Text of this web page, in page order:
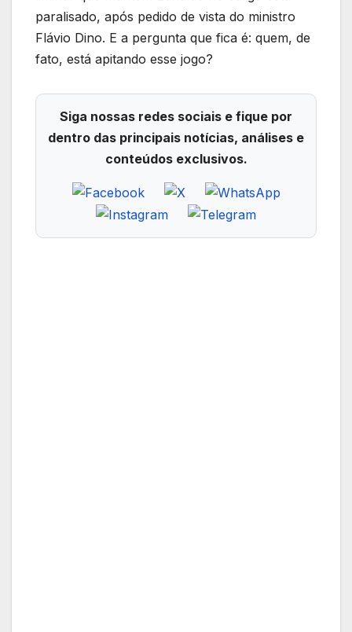
paralisado, após pedido de vista do ministro
Flávio Dino. E a pergunta que fica é: quem, de
fato, está apitando esse jogo?
Siga nossas redes sociais e fique por
dentro das principais notícias, análises e
conteúdos exclusivos.